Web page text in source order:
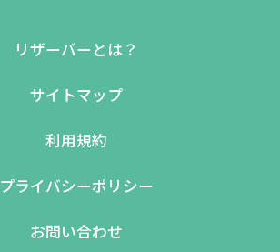
リザーバーとは？
サイトマップ
利用規約
プライバシーポリシー
お問い合わせ